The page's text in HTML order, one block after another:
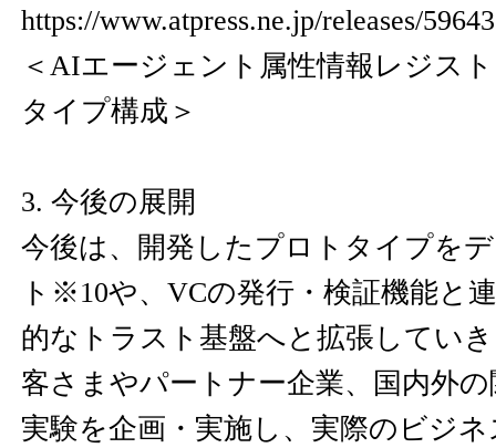
https://www.atpress.ne.jp/releases/
＜AIエージェント属性情報レジス
タイプ構成＞
3. 今後の展開
今後は、開発したプロトタイプを
ト※10や、VCの発行・検証機能と
的なトラスト基盤へと拡張してい
客さまやパートナー企業、国内外
実験を企画・実施し、実際のビジ